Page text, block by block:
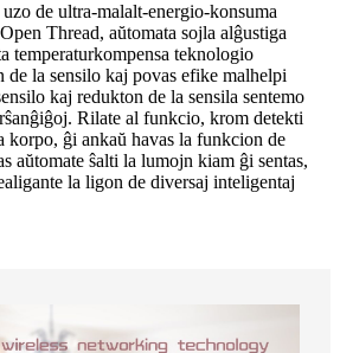
de ultra-malalt-energio-konsuma
Thread, aŭtomata sojla alĝustiga
temperaturkompensa teknologio
de la sensilo kaj povas efike malhelpi
kaj redukton de la sensila sentemo
Rilate al funkcio, krom detekti
korpo, ĝi ankaŭ havas la funkcion de
aŭtomate ŝalti la lumojn kiam ĝi sentas,
la ligon de diversaj inteligentaj